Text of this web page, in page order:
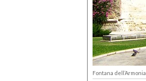
Fontana dell’Armonia